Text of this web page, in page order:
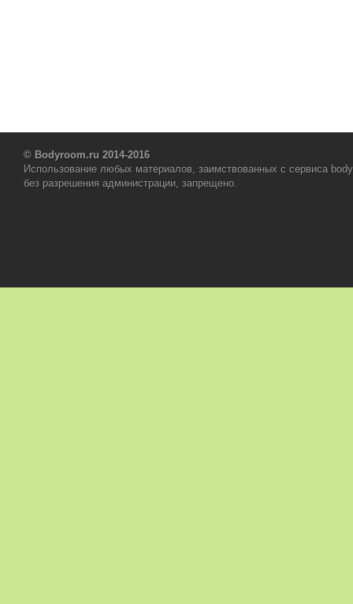
© Bodyroom.ru 2014-2016
Использование любых материалов, заимствованных с сервиса
без разрешения администрации, запрещено.